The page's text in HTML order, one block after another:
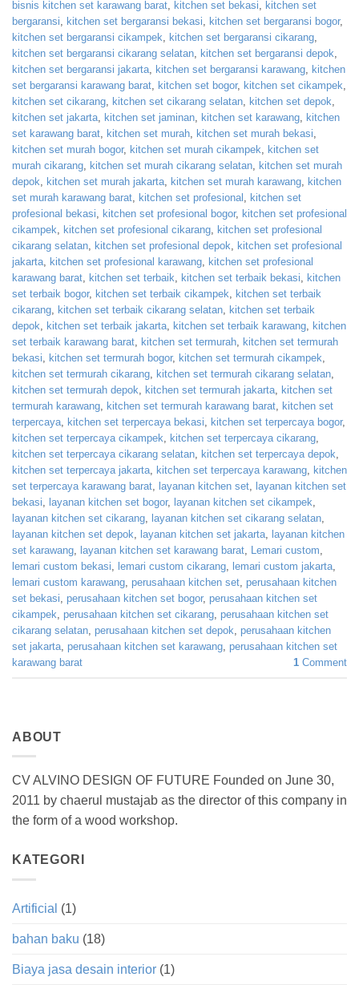
bisnis kitchen set karawang barat kitchen set bekasi
kitchen set
bergaransi
kitchen set bergaransi bekasi kitchen set bergaransi bogor,
kitchen set bergaransi cikampek
kitchen set bergaransi cikarang
kitchen set bergaransi cikarang selatan
kitchen set bergaransi depok
kitchen set bergaransi jakarta
kitchen set bergaransi karawang
kitchen
set bergaransi karawang barat
kitchen set bogor, kitchen set cikampek
kitchen set cikarang
kitchen set cikarang selatan kitchen set depok
kitchen set jakarta
kitchen set jaminan kitchen set karawang
kitchen
set karawang barat
kitchen set murah kitchen set murah bekasi
kitchen set murah bogor, kitchen set murah cikampek
kitchen set
murah cikarang
kitchen set murah cikarang selatan
kitchen set murah
depok
kitchen set murah jakarta kitchen set murah karawang
kitchen
set murah karawang barat
kitchen set profesional
kitchen set
profesional bekasi
kitchen set profesional bogor, kitchen set profesional
cikampek
kitchen set profesional cikarang
kitchen set profesional
cikarang selatan
kitchen set profesional depok
kitchen set profesional
jakarta
kitchen set profesional karawang
kitchen set profesional
karawang barat
kitchen set terbaik kitchen set terbaik bekasi
kitchen
set terbaik bogor, kitchen set terbaik cikampek
kitchen set terbaik
cikarang
kitchen set terbaik cikarang selatan
kitchen set terbaik
depok
kitchen set terbaik jakarta kitchen set terbaik karawang
kitchen
set terbaik karawang barat
kitchen set termurah
kitchen set termurah
bekasi
kitchen set termurah bogor, kitchen set termurah cikampek
kitchen set termurah cikarang
kitchen set termurah cikarang selatan
kitchen set termurah depok
kitchen set termurah jakarta
kitchen set
termurah karawang
kitchen set termurah karawang barat
kitchen set
terpercaya
kitchen set terpercaya bekasi kitchen set terpercaya bogor,
kitchen set terpercaya cikampek
kitchen set terpercaya cikarang
kitchen set terpercaya cikarang selatan
kitchen set terpercaya depok
kitchen set terpercaya jakarta
kitchen set terpercaya karawang
kitchen
set terpercaya karawang barat
layanan kitchen set
layanan kitchen set
bekasi
layanan kitchen set bogor, layanan kitchen set cikampek
layanan kitchen set cikarang
layanan kitchen set cikarang selatan
layanan kitchen set depok
layanan kitchen set jakarta
layanan kitchen
set karawang
layanan kitchen set karawang barat Lemari custom
lemari custom bekasi
lemari custom cikarang lemari custom jakarta
lemari custom karawang perusahaan kitchen set perusahaan kitchen
set bekasi perusahaan kitchen set bogor, perusahaan kitchen set
cikampek perusahaan kitchen set cikarang perusahaan kitchen set
cikarang selatan perusahaan kitchen set depok perusahaan kitchen
set jakarta perusahaan kitchen set karawang perusahaan kitchen set
karawang barat
1 Comment
ABOUT
CV ALVINO DESIGN OF FUTURE Founded on June 30,
2011 by chaerul mustajab as the director of this company in
the form of a wood workshop.
KATEGORI
Artificial (1)
bahan baku (18)
Biaya jasa desain interior (1)